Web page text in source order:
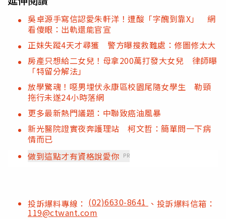
吳卓源手寫信認愛朱軒洋！遭酸「字醜到靠X」 網
看傻眼：出軌還能官宣
正妹失蹤4天才尋獲 警方曝搜救難處：修圖修太大
房產只想給二女兒！母拿200萬打發大女兒 律師曝
「特留分解法」
放學驚魂！噁男埋伏永康區校園尾隨女學生 勒頸
拖行未遂24小時落網
更多最新熱門議題：中聯致癌油風暴
新光醫院證實夜奔護理站 柯文哲：簡單問一下病
情而已
做到這點才有資格說愛你 PR
投訴爆料專線： (02)6630-8641 、投訴爆料信箱：
119@ctwant.com